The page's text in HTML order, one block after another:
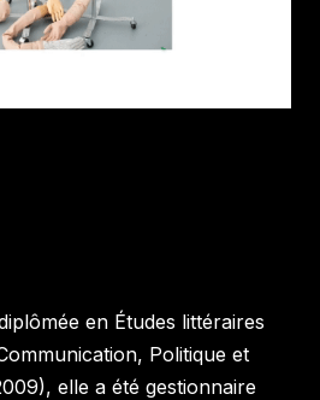
en Études littéraires
Politique et
elle a été gestionnaire